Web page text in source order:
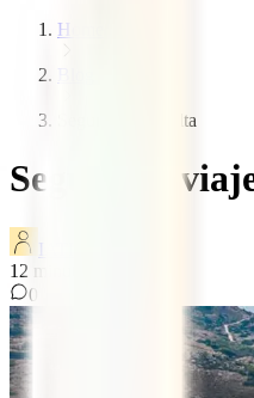
Home
Seguro viaje malta
Seguro de
12 minutos de lectura
0